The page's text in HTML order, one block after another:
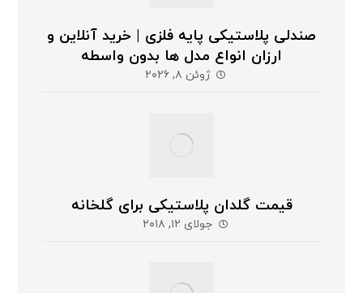
صندلی پلاستیکی پایه فلزی | خرید آنلاین و
ارزان انواع مدل ها بدون واسطه
ژوئن ۸, ۲۰۲۶
قیمت گلدان پلاستیکی برای گلخانه
جولای ۱۲, ۲۰۱۸